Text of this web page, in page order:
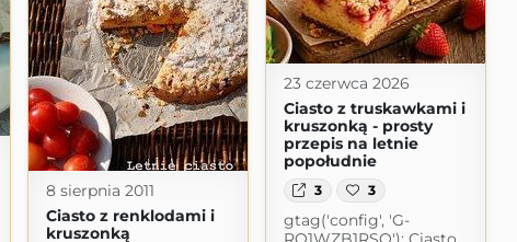
23 czerwca 2026
Ciasto z truskawkami i
kruszonką - prosty
przepis na letnie
popołudnie
3 3
gtag('config', 'G-
8 sierpnia 2011
Ciasto z renklodami i
kruszonką